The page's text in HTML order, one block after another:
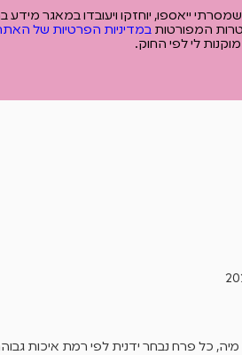
ייאספו, יוחזקו ויעובדו במאגר
במדיניות הפרטיות של
לי לפי החוק.
כל פרח נבחר ידנית לפי רמת איכות